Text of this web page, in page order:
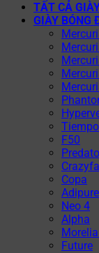
TẤT CẢ
GIÀY BÓNG
Tiempo
F50
Copa
Adipure
Neo 4
Alpha
Future